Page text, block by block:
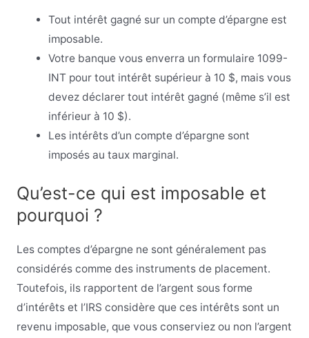
Tout intérêt gagné sur un compte d’épargne est
imposable.
Votre banque vous enverra un formulaire 1099-
INT pour tout intérêt supérieur à 10 $, mais vous
devez déclarer tout intérêt gagné (même s’il est
inférieur à 10 $).
Les intérêts d’un compte d’épargne sont
imposés au taux marginal.
Qu’est-ce qui est imposable et
pourquoi ?
Les comptes d’épargne ne sont généralement pas
considérés comme des instruments de placement.
Toutefois, ils rapportent de l’argent sous forme
d’intérêts et l’IRS considère que ces intérêts sont un
revenu imposable, que vous conserviez ou non l’argent